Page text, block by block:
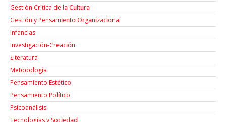
Gestión Crítica de la Cultura
Gestión y Pensamiento Organizacional
Infancias
Investigación-Creación
Łiteratura
Metodología
Pensamiento Estético
Pensamiento Político
Psicoanálisis